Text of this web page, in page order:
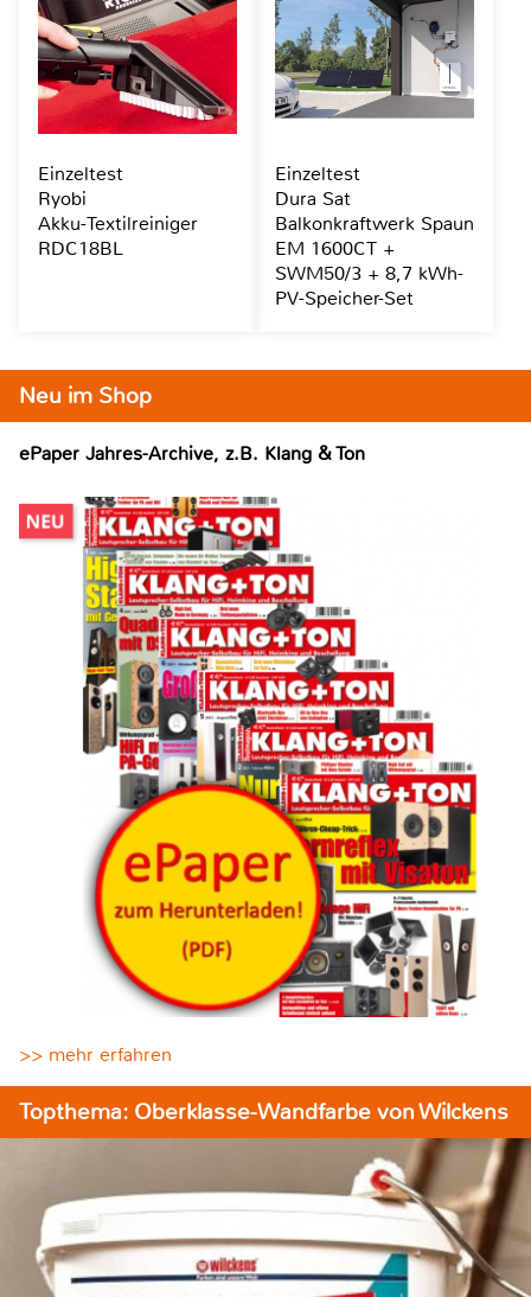
Neu im Shop
ePaper Jahres-Archive, z.B. Klang & Ton
>> mehr erfahren
Topthema: Oberklasse-Wandfarbe von Wilckens
Einzeltest
Ryobi
Akku-Textilreiniger
RDC18BL
Einzeltest
Dura Sat
Balkonkraftwerk Spaun
EM 1600CT +
SWM50/3 + 8,7 kWh-
PV-Speicher-Set